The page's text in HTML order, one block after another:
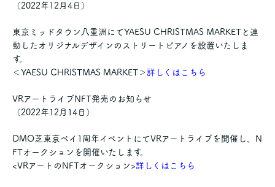
（2022年12月4日）
東京ミッドタウン八重洲にてYAESU CHRISTMAS MARKETと連
動したオリジナルデザインのストリートピアノを設置いたしま
す。
＜YAESU CHRISTMAS MARKET＞ 詳しくはこちら
VRアートライブNFT発売のお知らせ
（2022年12月14日）
DMO芝東京ベイ1周年イベントにてVRアートライブを開催し、N
FTオークションを開催いたします。
<VRアートのNFTオークション>詳しくはこちら